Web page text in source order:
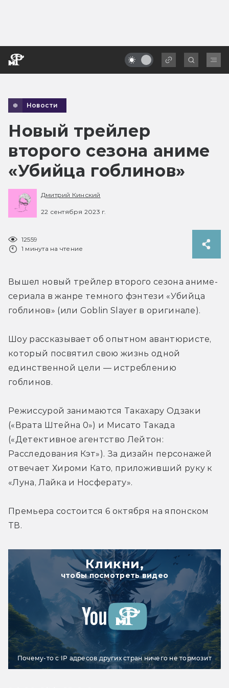
Новости
Новый трейлер
второго сезона аниме
«Убийца гоблинов»
Дмитрий Кинский
22 сентября 2023 г.
12559
1 минута на чтение
Вышел новый трейлер второго сезона аниме-
сериала в жанре темного фэнтези «Убийца
гоблинов» (или Goblin Slayer в оригинале).
Шоу рассказывает об опытном авантюристе,
который посвятил свою жизнь одной
единственной цели — истреблению
гоблинов.
Режиссурой занимаются Такахару Одзаки
(«Врата Штейна 0») и Мисато Такада
(«Детективное агентство Лейтон:
Расследования Кэт»). За дизайн персонажей
отвечает Хироми Като, приложивший руку к
«Луна, Лайка и Носферату».
Премьера состоится 6 октября на японском
ТВ.
Кликни,
чтобы посмотреть видео
Почему-то с IP адресов других стран ничего не тормозит